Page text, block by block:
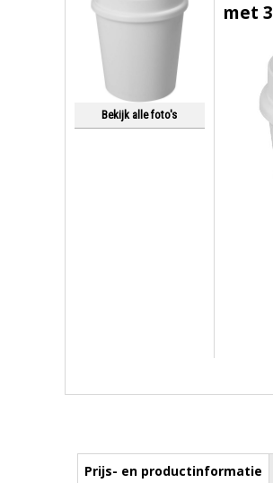
Bekijk alle foto's
met
Prijs- en productinformatie